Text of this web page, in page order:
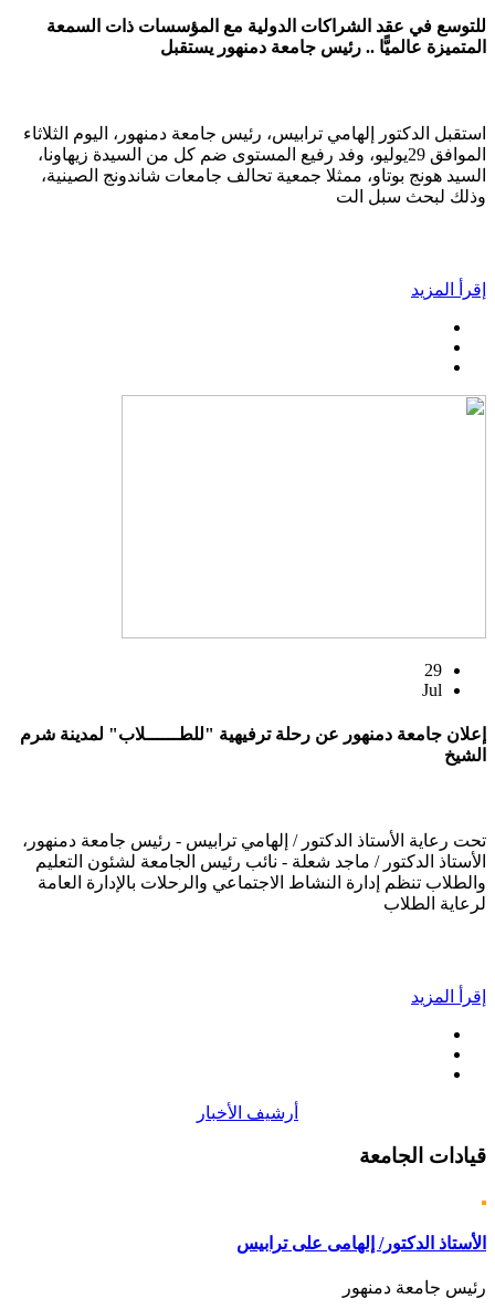
للتوسع في عقد الشراكات الدولية مع المؤسسات ذات السمعة
المتميزة عالميًّا .. رئيس جامعة دمنهور يستقبل
استقبل الدكتور إلهامي ترابيس، رئيس جامعة دمنهور، اليوم الثلاثاء
الموافق 29يوليو، وفد رفيع المستوى ضم كل من السيدة زيهاونا،
السيد هونج بوتاو، ممثلا جمعية تحالف جامعات شاندونج الصينية،
وذلك لبحث سبل الت
إقرأ المزيد
29
Jul
إعلان جامعة دمنهور عن رحلة ترفيهية "للطــــــلاب" لمدينة شرم
الشيخ
تحت رعاية الأستاذ الدكتور / إلهامي ترابيس - رئيس جامعة دمنهور،
الأستاذ الدكتور / ماجد شعلة - نائب رئيس الجامعة لشئون التعليم
والطلاب تنظم إدارة النشاط الاجتماعي والرحلات بالإدارة العامة
لرعاية الطلاب
إقرأ المزيد
أرشيف الأخبار
قيادات الجامعة
الأستاذ الدكتور/ إلهامى على ترابيس
رئيس جامعة دمنهور